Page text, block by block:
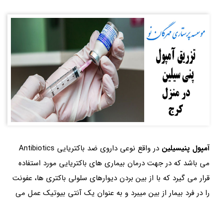
آمپول پنیسیلین
در واقع نوعی داروی ضد باکتریایی Antibiotics
می باشد که در جهت درمان بیماری های باکتریایی مورد استفاده
قرار می گیرد که با از بین بردن دیوارهای سلولی باکتری ها، عفونت
را در فرد بیمار از بین میبرد و به عنوان یک آنتی بیوتیک عمل می